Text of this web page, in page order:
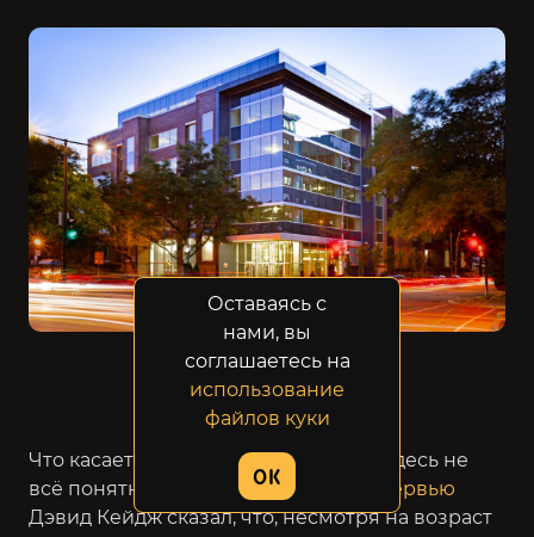
Что касается жанра будущей игры, здесь не
всё понятно. В одном из свежих
интервью
Дэвид Кейдж сказал, что, несмотря на возраст
Оставаясь с
нами, вы
соглашаетесь на
использование
файлов куки
OK